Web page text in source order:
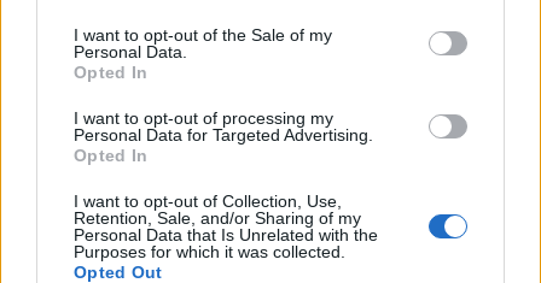
I want to opt-out of the Sale of my
Personal Data.
Opted In
I want to opt-out of processing my
Personal Data for Targeted Advertising.
Opted In
I want to opt-out of Collection, Use,
Retention, Sale, and/or Sharing of my
Personal Data that Is Unrelated with the
Purposes for which it was collected.
Opted Out